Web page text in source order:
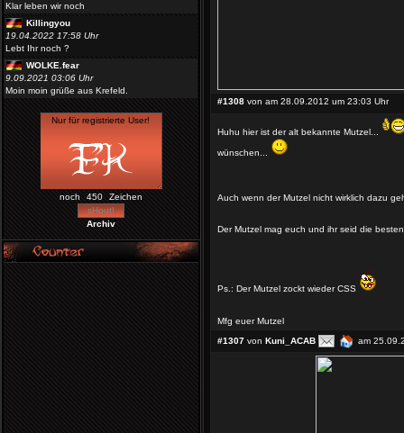
WOLKE.fear
9.09.2021 03:06 Uhr
Moin moin grüße aus Krefeld.
noch Zeichen
Archiv
#1308 von am 28.09.2012 um 23:03 Uhr
Huhu hier ist der alt bekannte Mutzel...
wünschen...
Auch wenn der Mutzel nicht wirklich dazu
Der Mutzel mag euch und ihr seid die
Ps.: Der Mutzel zockt wieder CSS
Mfg euer Mutzel
#1307 von Kuni_ACAB am